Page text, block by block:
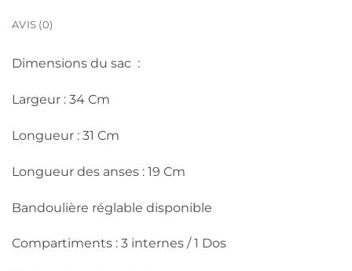
AVIS (0)
Dimensions du sac :
Largeur : 34 Cm
Longueur : 31 Cm
Longueur des anses : 19 Cm
Bandoulière réglable disponible
Compartiments : 3 internes / 1 Dos